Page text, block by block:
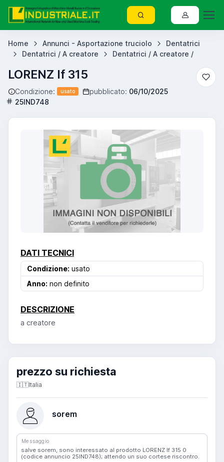
Home Annunci - Asportazione truciolo
Dentatrici
Dentatrici / A creatore
Dentatrici / A creatore /
LORENZ lf 315
Condizione: usato pubblicato: 06/10/2025
25IND748
DATI TECNICI
Condizione: usato
Anno: non definito
DESCRIZIONE
a creatore
prezzo su richiesta
🇮🇹Italia
sorem
Messaggio